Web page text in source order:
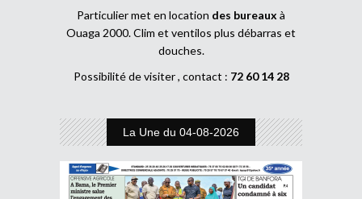
Particulier met en location des bureaux à
Ouaga 2000. Clim et ventilos plus débarras et
douches.
Possibilité de visiter , contact : 72 60 14 28
La Une du 04-08-2026